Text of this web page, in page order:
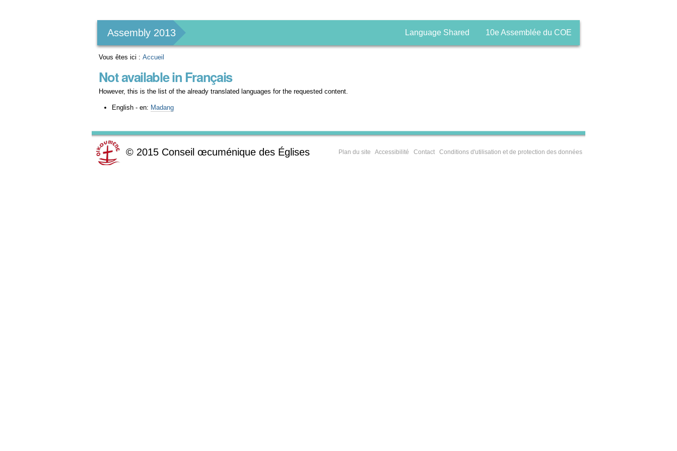
Assembly 2013 Language Shared 10e Assemblée du COE
Vous êtes ici : Accueil
Not available in Français
However, this is the list of the already translated languages for the requested content.
English - en: Madang
© 2015 Conseil œcuménique des Églises Plan du site Accessibilité Contact Conditions d'utilisation et de protection des données